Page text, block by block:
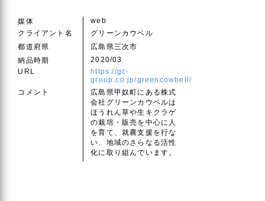
媒体
web
クライアント名
グリーンカウベル
都道府県
広島県三次市
納品時期
2020/03
URL
https://gc-
group.co.jp/greencowbell/
コメント
広島県甲奴町にある株式
会社グリーンカウベルは
ほうれん草や生キクラゲ
の栽培・販売を中心に人
を育て、就農支援を行な
い、地域のさらなる活性
化に取り組んでいます。